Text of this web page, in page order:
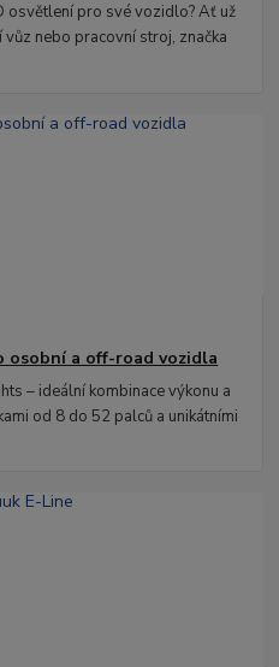
osvětlení pro své vozidlo? Ať už
nebo pracovní stroj, značka
osobní a off-road vozidla
– ideální kombinace výkonu a
od 8 do 52 palců a unikátními